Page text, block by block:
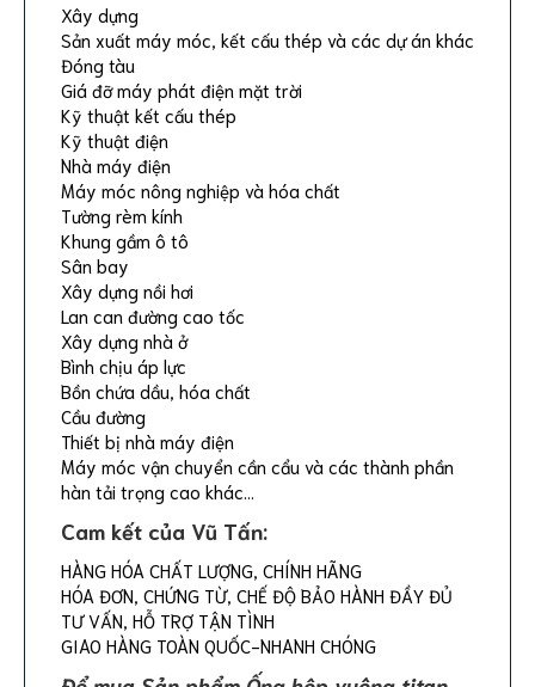
Xây dựng
Sản xuất máy móc, kết cấu thép và các dự án khác
Đóng tàu
Giá đỡ máy phát điện mặt trời
Kỹ thuật kết cấu thép
Kỹ thuật điện
Nhà máy điện
Máy móc nông nghiệp và hóa chất
Tường rèm kính
Khung gầm ô tô
Sân bay
Xây dựng nồi hơi
Lan can đường cao tốc
Xây dựng nhà ở
Bình chịu áp lực
Bồn chứa dầu, hóa chất
Cầu đường
Thiết bị nhà máy điện
Máy móc vận chuyển cần cẩu và các thành phần
hàn tải trọng cao khác…
Cam kết của Vũ Tấn:
HÀNG HÓA CHẤT LƯỢNG, CHÍNH HÃNG
HÓA ĐƠN, CHỨNG TỪ, CHẾ ĐỘ BẢO HÀNH ĐẦY ĐỦ
TƯ VẤN, HỖ TRỢ TẬN TÌNH
GIAO HÀNG TOÀN QUỐC-NHANH CHÓNG